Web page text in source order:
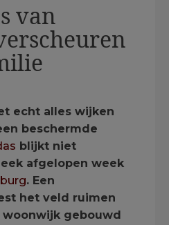
van
echt alles wijken
beschermde
blijkt niet
afgelopen week
. Een
het veld ruimen
gebouwd